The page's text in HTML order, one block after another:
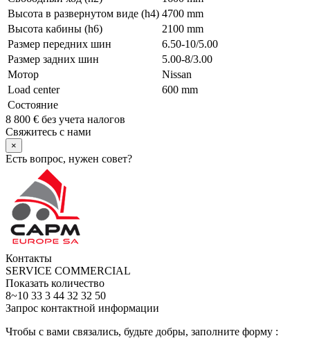
Высота в развернутом виде (h4) 4700 mm
Высота кабины (h6)
2100 mm
Размер передних шин
6.50-10/5.00
Размер задних шин
5.00-8/3.00
Мотор
Nissan
Load center
600 mm
Состояние
8 800 € без учета налогов
Свяжитесь с нами
×
Есть вопрос, нужен совет?
Контакты
SERVICE COMMERCIAL
Показать количество
8~10 33 3 44 32 32 50
Запрос контактной информации
Чтобы с вами связались, будьте добры, заполните форму :